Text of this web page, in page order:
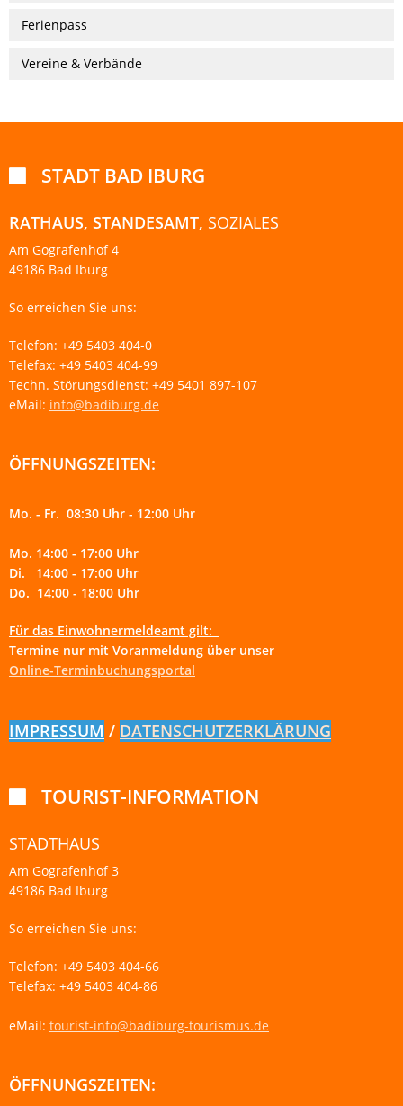
Ferienpass
Vereine & Verbände
STADT BAD IBURG
RATHAUS, STANDESAMT, SOZIALES
Am Gografenhof 4
49186 Bad Iburg
So erreichen Sie uns:
Telefon: +49 5403 404-0
Telefax: +49 5403 404-99
Techn. Störungsdienst: +49 5401 897-107
eMail: info@badiburg.de
ÖFFNUNGSZEITEN:
Mo. - Fr. 08:30 Uhr - 12:00 Uhr
Mo. 14:00 - 17:00 Uhr
Di. 14:00 - 17:00 Uhr
Do. 14:00 - 18:00 Uhr
Für das Einwohnermeldeamt gilt:
Termine nur mit Voranmeldung über unser
Online-Terminbuchungsportal
IMPRESSUM / DATENSCHUTZERKLÄRUNG
TOURIST-INFORMATION
STADTHAUS
Am Gografenhof 3
49186 Bad Iburg
So erreichen Sie uns:
Telefon: +49 5403 404-66
Telefax: +49 5403 404-86
eMail: tourist-info@badiburg-tourismus.de
ÖFFNUNGSZEITEN: